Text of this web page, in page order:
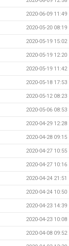
2020-06-09 11:49
2020-05-20 08:19
2020-05-19 15:02
2020-05-19 12:20
2020-05-19 11:42
2020-05-18 17:53
2020-05-12 08:23
2020-05-06 08:53
2020-04-29 12:28
2020-04-28 09:15
2020-04-27 10:55
2020-04-27 10:16
2020-04-24 21:51
2020-04-24 10:50
2020-04-23 14:39
2020-04-23 10:08
2020-04-08 09:52